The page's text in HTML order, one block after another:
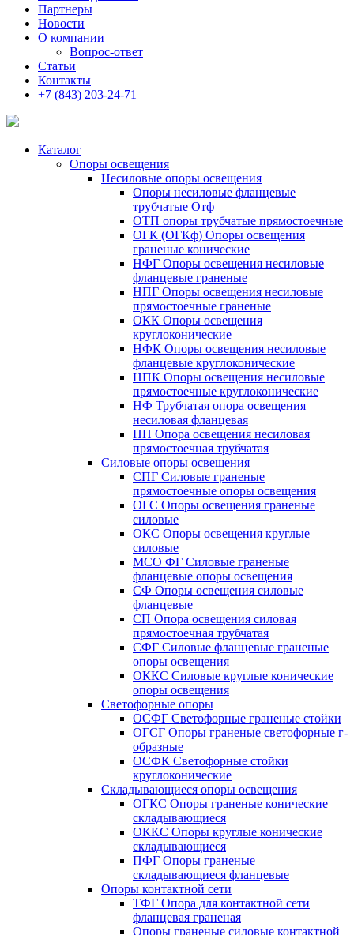
Партнеры
Новости
О компании
Вопрос-ответ
Статьи
Контакты
+7 (843) 203-24-71
Каталог
Опоры освещения
Несиловые опоры освещения
Опоры несиловые фланцевые
трубчатые Отф
ОТП опоры трубчатые прямостоечные
ОГК (ОГКф) Опоры освещения
граненые конические
НФГ Опоры освещения несиловые
фланцевые граненые
НПГ Опоры освещения несиловые
прямостоечные граненые
ОКК Опоры освещения
круглоконические
НФК Опоры освещения несиловые
фланцевые круглоконические
НПК Опоры освещения несиловые
прямостоечные круглоконические
НФ Трубчатая опора освещения
несиловая фланцевая
НП Опора освещения несиловая
прямостоечная трубчатая
Силовые опоры освещения
СПГ Силовые граненые
прямостоечные опоры освещения
ОГС Опоры освещения граненые
силовые
ОКС Опоры освещения круглые
силовые
МСО ФГ Силовые граненые
фланцевые опоры освещения
СФ Опоры освещения силовые
фланцевые
СП Опора освещения силовая
прямостоечная трубчатая
СФГ Силовые фланцевые граненые
опоры освещения
ОККС Силовые круглые конические
опоры освещения
Светофорные опоры
ОСФГ Светофорные граненые стойки
ОГСГ Опоры граненые светофорные г-
образные
ОСФК Светофорные стойки
круглоконические
Складывающиеся опоры освещения
ОГКС Опоры граненые конические
складывающиеся
ОККС Опоры круглые конические
складывающиеся
ПФГ Опоры граненые
складывающиеся фланцевые
Опоры контактной сети
ТФГ Опора для контактной сети
фланцевая граненая
Опоры граненые силовые контактной